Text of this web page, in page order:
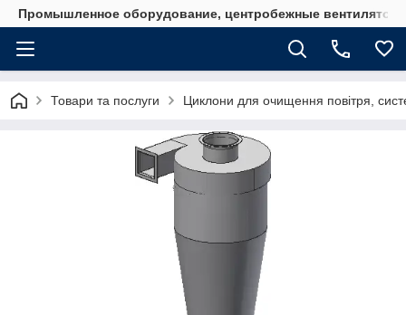
Промышленное оборудование, центробежные
Товари та послуги Циклони для очищення повітря,